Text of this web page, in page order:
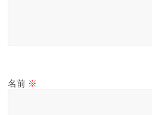
名前 ※